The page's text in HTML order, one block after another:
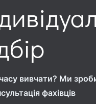
вивчати? Ми
фахівців